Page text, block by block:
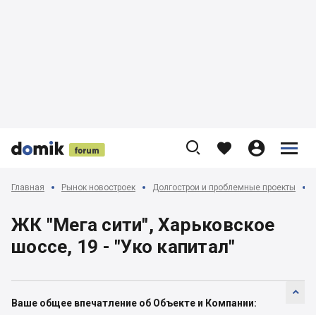


 
    


Главная Рынок новостроек Долгострои и проблемные проекты
ЖК "Мега сити", Харьковское
шоссе, 19 - "Уко капитал"

Ваше общее впечатление об Объекте и Компании: